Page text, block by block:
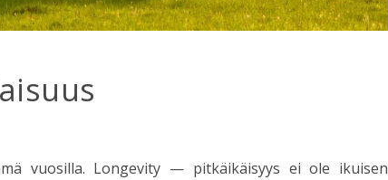
vuosilla. Longevity — pitkäikäisyys ei ole ikuisen